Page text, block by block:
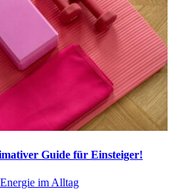
Guide für Einsteiger!